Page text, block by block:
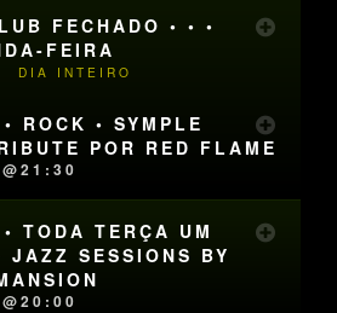
FECHADO • • •
FEIRA
DIA INTEIRO
ROCK • SYMPLE
POR RED FLAME
TODA TERÇA UM
JAZZ SESSIONS BY